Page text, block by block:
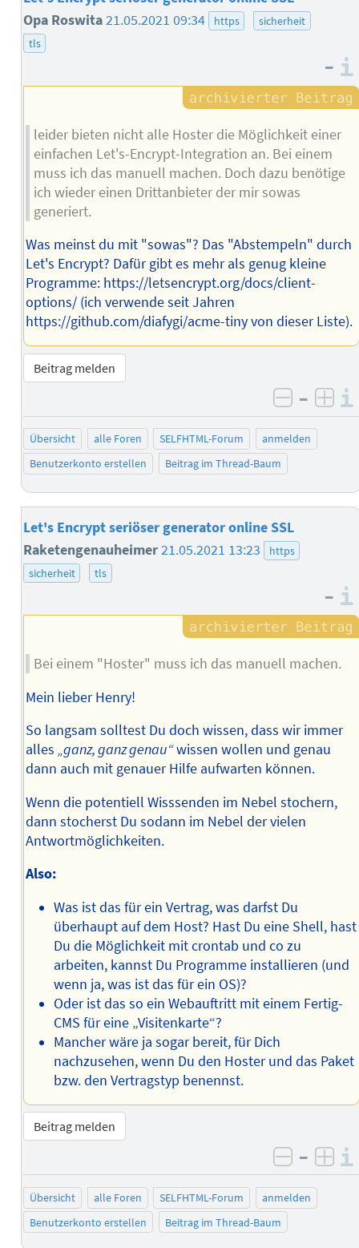
Opa Roswita21.05.2021 09:34 https
sicherheit
tls
–
leider bieten nicht alle Hoster die Möglichkeit einer
einfachen Let's-Encrypt-Integration an. Bei einem
muss ich das manuell machen. Doch dazu benötige
ich wieder einen Drittanbieter der mir sowas
generiert.
Was meinst du mit "sowas"? Das "Abstempeln" durch
Let's Encrypt? Dafür gibt es mehr als genug kleine
Programme: https://letsencrypt.org/docs/client-
options/ (ich verwende seit Jahren
https://github.com/diafygi/acme-tiny von dieser Liste).
Beitrag melden
negativ
–
Übersicht alle Foren SELFHTML-Forum
anmelden
Benutzerkonto erstellen
Beitrag im Thread-Baum
Let's Encrypt seriöser generator online SSL
Raketengenauheimer21.05.2021 13:23
https
sicherheit
tls
–
Bei einem "Hoster" muss ich das manuell machen.
Mein lieber Henry!
So langsam solltest Du doch wissen, dass wir immer
alles „ganz, ganz genau“wissen wollen und genau
dann auch mit genauer Hilfe aufwarten können.
Wenn die potentiell Wisssenden im Nebel stochern,
dann stocherst Du sodann im Nebel der vielen
Antwortmöglichkeiten.
Also:
Was ist das für ein Vertrag, was darfst Du
überhaupt auf dem Host? Hast Du eine Shell, hast
Du die Möglichkeit mit crontab und co zu
arbeiten, kannst Du Programme installieren (und
wenn ja, was ist das für ein OS)?
Oder ist das so ein Webauftritt mit einem Fertig-
CMS für eine „Visitenkarte“?
Mancher wäre ja sogar bereit, für Dich
nachzusehen, wenn Du den Hoster und das Paket
bzw. den Vertragstyp benennst.
Beitrag melden
negativ
–
Übersicht alle Foren SELFHTML-Forum
anmelden
Benutzerkonto erstellen
Beitrag im Thread-Baum